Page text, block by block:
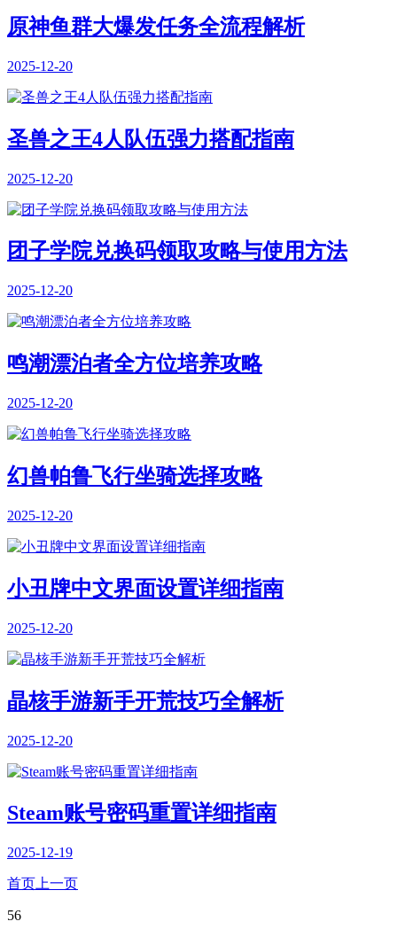
原神鱼群大爆发任务全流程解析
2025-12-20
圣兽之王4人队伍强力搭配指南
2025-12-20
团子学院兑换码领取攻略与使用方法
2025-12-20
鸣潮漂泊者全方位培养攻略
2025-12-20
幻兽帕鲁飞行坐骑选择攻略
2025-12-20
小丑牌中文界面设置详细指南
2025-12-20
晶核手游新手开荒技巧全解析
2025-12-20
Steam账号密码重置详细指南
2025-12-19
首页 上一页
56